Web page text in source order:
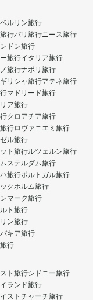
ベルリン旅行
行パリ旅行ニース旅行
ドン旅行
旅行イタリア旅行
旅行ナポリ旅行
ギリシャ旅行アテネ旅行
マドリード旅行
ア旅行
クロアチア旅行
行ロヴァニエミ旅行
ル旅行
ト旅行ルツェルン旅行
ステルダム旅行
旅行ポルトガル旅行
クホルム旅行
マーク旅行
ト旅行
ン旅行
キア旅行
行
ト旅行シドニー旅行
ランド旅行
ストチャーチ旅行